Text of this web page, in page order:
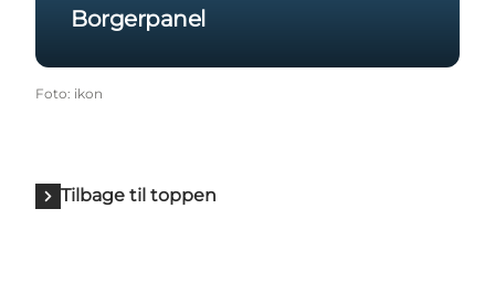
Borgerpanel
Foto: ikon
Tilbage til toppen